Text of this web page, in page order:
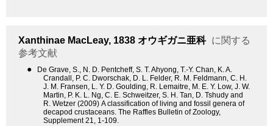
Xanthinae MacLeay, 1838 オウギガニ亜科 に関する
参考文献
●
De Grave, S., N. D. Pentcheff, S. T. Ahyong, T.-Y. Chan, K. A.
Crandall, P. C. Dworschak, D. L. Felder, R. M. Feldmann, C. H.
J. M. Fransen, L. Y. D. Goulding, R. Lemaitre, M. E. Y. Low, J. W.
Martin, P. K. L. Ng, C. E. Schweitzer, S. H. Tan, D. Tshudy and
R. Wetzer (2009) A classification of living and fossil genera of
decapod crustaceans. The Raffles Bulletin of Zoology,
Supplement 21, 1-109.